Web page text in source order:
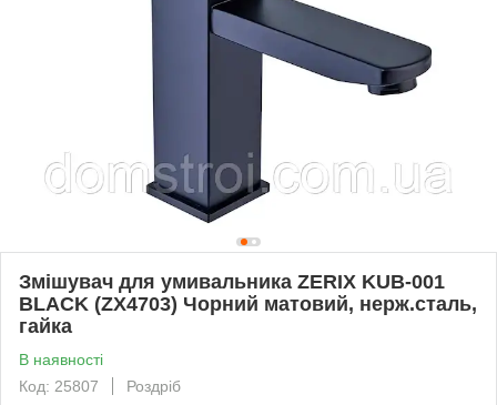
Змішувач для умивальника ZERIX KUB-001
BLACK (ZX4703) Чорний матовий, нерж.сталь,
гайка
В наявності
Код: 25807
Роздріб